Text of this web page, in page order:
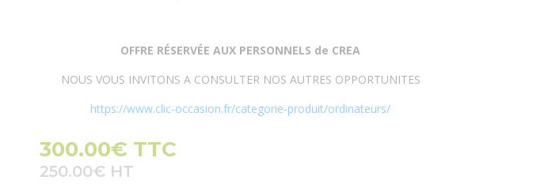
OFFRE RÉSERVÉE AUX PERSONNELS de CREA
NOUS VOUS INVITONS A CONSULTER NOS AUTRES OPPORTUNITES
https://www.clic-occasion.fr/categorie-produit/ordinateurs/
300.00€ TTC
250.00€